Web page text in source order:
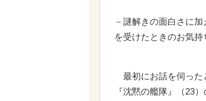
－謎解きの面白さに
を受けたときのお気持
最初にお話を伺った
『沈黙の艦隊』（23